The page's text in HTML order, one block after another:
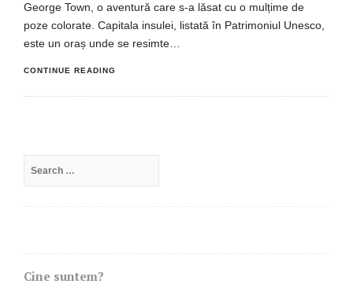
George Town, o aventură care s-a lăsat cu o mulțime de
poze colorate. Capitala insulei, listată în Patrimoniul Unesco,
este un oraș unde se resimte…
CONTINUE READING
for:
Cine suntem?